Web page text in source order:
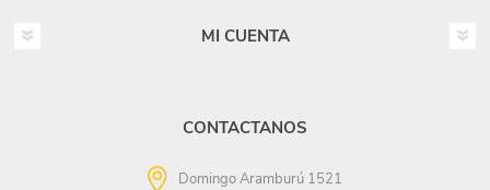
MI CUENTA
CONTACTANOS
Domingo Aramburú 1521